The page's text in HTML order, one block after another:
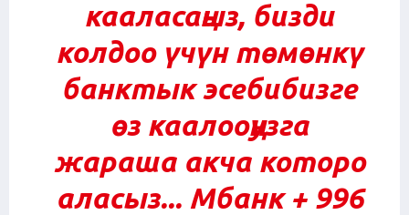
кааласаңыз, бизди
колдоо үчүн төмөнкү
банктык эсебибизге
өз каалооңузга
жараша акча которо
аласыз... Мбанк + 996